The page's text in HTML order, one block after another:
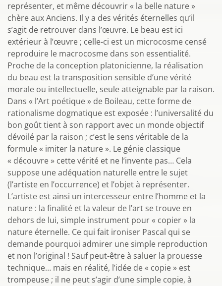
représenter, et même découvrir « la belle nature »
chère aux Anciens. Il y a des vérités éternelles qu’il
s’agit de retrouver dans l’œuvre. Le beau est ici
extérieur à l’œuvre ; celle-ci est un microcosme censé
reproduire le macrocosme dans son essentialité.
Proche de la conception platonicienne, la réalisation
du beau est la transposition sensible d’une vérité
morale ou intellectuelle, seule atteignable par la raison.
Dans « l’Art poétique » de Boileau, cette forme de
rationalisme dogmatique est exposée : l’universalité du
bon goût tient à son rapport avec un monde objectif
dévoilé par la raison ; c’est le sens véritable de la
formule « imiter la nature ». Le génie classique
« découvre » cette vérité et ne l’invente pas… Cela
suppose une adéquation naturelle entre le sujet
(l’artiste en l’occurrence) et l’objet à représenter.
L’artiste est ainsi un intercesseur entre l’homme et la
nature : la finalité et la valeur de l’art se trouve en
dehors de lui, simple instrument pour « copier » la
nature éternelle. Ce qui fait ironiser Pascal qui se
demande pourquoi admirer une simple reproduction
et non l’original ! Sauf peut-être à saluer la prouesse
technique… mais en réalité, l’idée de « copie » est
trompeuse ; il ne peut s’agir d’une simple copie, à